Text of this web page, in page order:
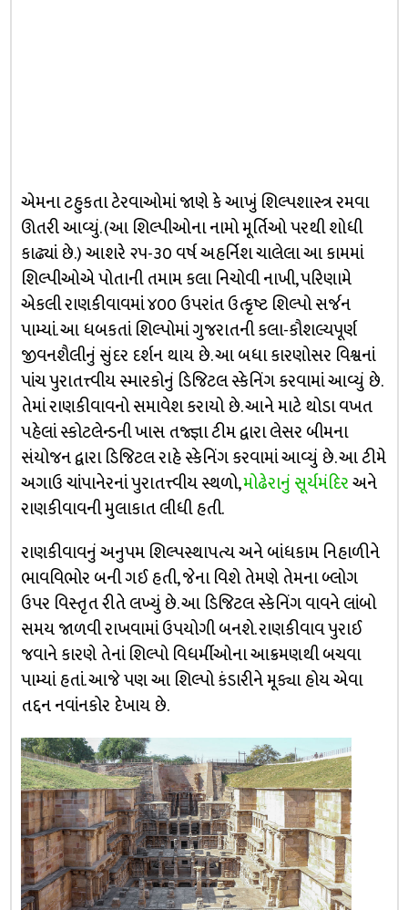
એમના ટહુકતા ટેરવાઓમાં જાણે કે આખું શિલ્પશાસ્ત્ર રમવા
ઊતરી આવ્યું. (આ શિલ્પીઓના નામો મૂર્તિઓ પરથી શોધી
કાઢ્યાં છે.) આશરે ૨૫-૩૦ વર્ષ અહર્નિશ ચાલેલા આ કામમાં
શિલ્પીઓએ પોતાની તમામ કલા નિચોવી નાખી, પરિણામે
એકલી રાણકીવાવમાં ૪૦૦ ઉપરાંત ઉત્કૃષ્ટ શિલ્પો સર્જન
પામ્યાં. આ ધબકતાં શિલ્પોમાં ગુજરાતની કલા-કૌશલ્યપૂર્ણ
જીવનશૈલીનું સુંદર દર્શન થાય છે. આ બધા કારણોસર વિશ્વનાં
પાંચ પુરાતત્ત્વીય સ્મારકોનું ડિજિટલ સ્કેનિંગ કરવામાં આવ્યું છે.
તેમાં રાણકીવાવનો સમાવેશ કરાયો છે. આને માટે થોડા વખત
પહેલાં સ્કોટલેન્ડની ખાસ તજ્જ્ઞા ટીમ દ્વારા લેસર બીમના
સંયોજન દ્વારા ડિજિટલ રાહે સ્કેનિંગ કરવામાં આવ્યું છે. આ ટીમે
અગાઉ ચાંપાનેરનાં પુરાતત્ત્વીય સ્થળો,મોઢેરાનું સૂર્યમંદિરઅને
રાણકીવાવની મુલાકાત લીધી હતી.
રાણકીવાવનું અનુપમ શિલ્પસ્થાપત્ય અને બાંધકામ નિહાળીને
ભાવવિભોર બની ગઈ હતી, જેના વિશે તેમણે તેમના બ્લોગ
ઉપર વિસ્તૃત રીતે લખ્યું છે. આ ડિજિટલ સ્કેનિંગ વાવને લાંબો
સમય જાળવી રાખવામાં ઉપયોગી બનશે. રાણકીવાવ પુરાઈ
જવાને કારણે તેનાં શિલ્પો વિધર્મીઓના આક્રમણથી બચવા
પામ્યાં હતાં. આજે પણ આ શિલ્પો કંડારીને મૂક્યા હોય એવા
તદ્દન નવાંનકોર દેખાય છે.